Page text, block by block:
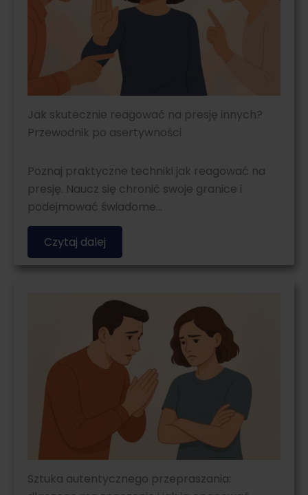
Jak skutecznie reagować na presję innych?
Przewodnik po asertywności
Poznaj praktyczne techniki jak reagować na
presję. Naucz się chronić swoje granice i
podejmować świadome…
Czytaj dalej
Sztuka autentycznego przepraszania: